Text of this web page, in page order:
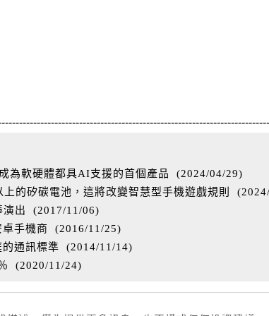
為軟硬體都具AI支援的首個產品 (2024/04/29)
的矽碳電池，這將改變智慧型手機遊戲規則
(
出
(2017/11/06)
手機商
(2016/11/25)
通訊標準 (2014/11/14)
(2020/11/24)